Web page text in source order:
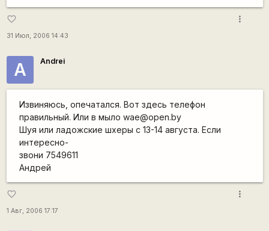
favorite_border
31 Июл, 2006 14:43
more_vert
A Andrei
Извиняюсь, опечатался. Вот здесь телефон
правильный. Или в мыло wae@open.by
Шуя или ладожские шхеры с 13-14 августа. Если
интересно-
звони 7549611
Андрей
favorite_border
1 Авг, 2006 17:17
more_vert